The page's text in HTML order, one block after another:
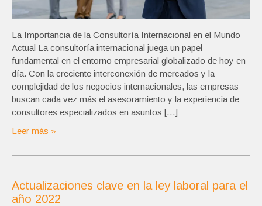
La Importancia de la Consultoría Internacional en el Mundo
Actual La consultoría internacional juega un papel
fundamental en el entorno empresarial globalizado de hoy en
día. Con la creciente interconexión de mercados y la
complejidad de los negocios internacionales, las empresas
buscan cada vez más el asesoramiento y la experiencia de
consultores especializados en asuntos […]
Leer más »
Actualizaciones clave en la ley laboral para el
año 2022